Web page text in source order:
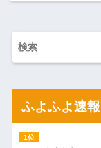
ふよふよ速